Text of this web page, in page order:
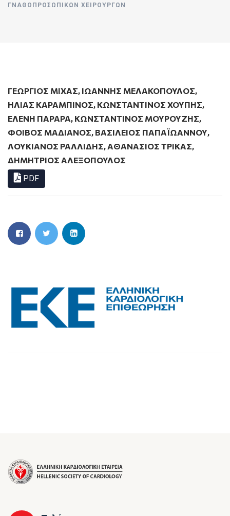
ΓΝΑΘΟΠΡΟΣΩΠΙΚΏΝ ΧΕΙΡΟΥΡΓΏΝ
ΓΕΩΡΓΙΟΣ ΜΙΧΑΣ, ΙΩΑΝΝΗΣ ΜΕΛΑΚΟΠΟΥΛΟΣ,
ΗΛΊΑΣ ΚΑΡΑΜΠΊΝΟΣ, ΚΩΝΣΤΑΝΤΙΝΟΣ ΧΟΥΠΗΣ,
ΕΛΕΝΗ ΠΑΡΑΡΑ, ΚΩΝΣΤΑΝΤΙΝΟΣ ΜΟΥΡΟΥΖΗΣ,
ΦΟΙΒΟΣ ΜΑΔΙΑΝΟΣ, ΒΑΣΙΛΕΙΟΣ ΠΑΠΑΪΩΑΝΝΟΥ,
ΛΟΥΚΙΑΝΌΣ ΡΑΛΛΊΔΗΣ,ΑΘΑΝΑΣΙΟΣ ΤΡΙΚΑΣ,
ΔΗΜΗΤΡΙΟΣ ΑΛΕΞΟΠΟΥΛΟΣ
PDF